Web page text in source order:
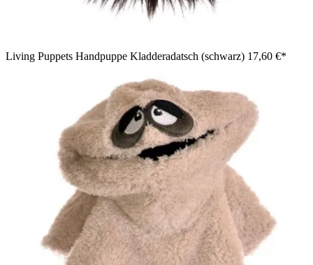
Living Puppets Handpuppe Kladderadatsch (schwarz) 17,60 €*